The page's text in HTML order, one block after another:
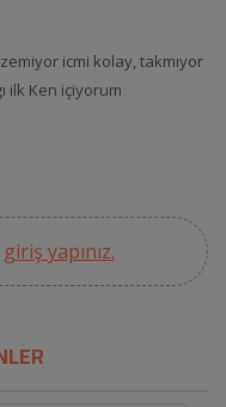
icmi kolay, takmıyor
ilk Ken içiyorum
giriş yapınız.